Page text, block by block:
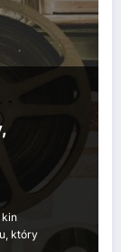
kin
który